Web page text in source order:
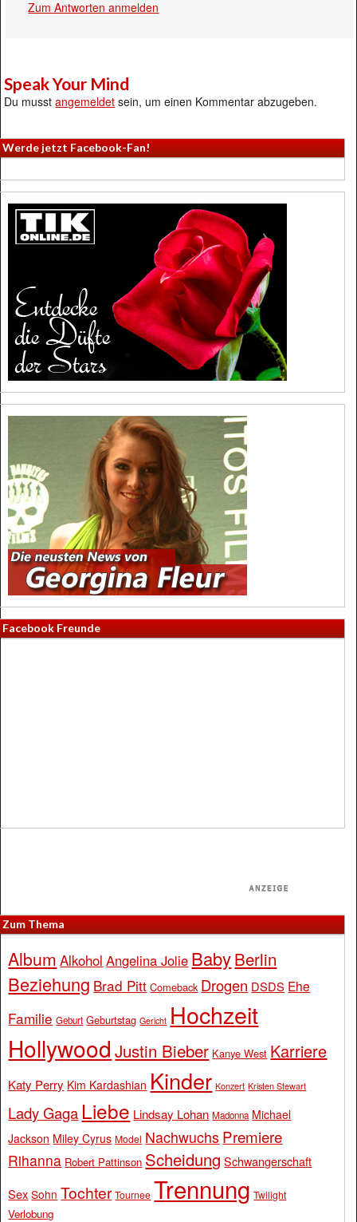
Zum Antworten anmelden
Speak Your Mind
Du musstangemeldet sein, um einen Kommentar abzugeben.
Werde jetzt Facebook-Fan!
Facebook Freunde
Zum Thema
Album Alkohol Angelina Jolie BabyBerlin
Beziehung Brad Pitt Comeback Drogen DSDS Ehe
Familie Geburt Geburtstag Gericht Hochzeit
Hollywood Justin Bieber Kanye West Karriere
Katy Perry Kim Kardashian Kinder Konzert Kristen Stewart
Lady Gaga Liebe Lindsay Lohan Madonna Michael
Jackson Miley Cyrus Model Nachwuchs Premiere
Rihanna Robert Pattinson Scheidung Schwangerschaft
Sex Sohn Tochter Tournee Trennung Twilight
Verlobung